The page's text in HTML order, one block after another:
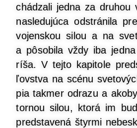
chá­dza­li jed­na za dru­hou
nasle­du­jú­ca odstrá­ni­la
vojen­skou silou a na
a pôso­bi­la vždy iba
ríša. V tej­to kapi­to­le
ľov­stva na scé­nu
pia tak­mer odra­zu a
tor­nou silou, kto­rá im
pred­sta­ve­ná štyr­mi